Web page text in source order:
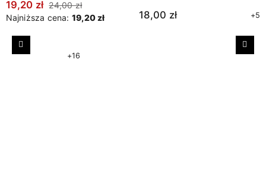
19,20 zł 24,00 zł
Najniższa cena: 19,20 zł
+16
18,00 zł +5
Poprzedni